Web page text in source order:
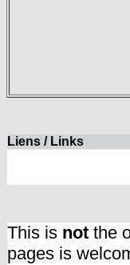
Liens / Links
This is not the
pages is